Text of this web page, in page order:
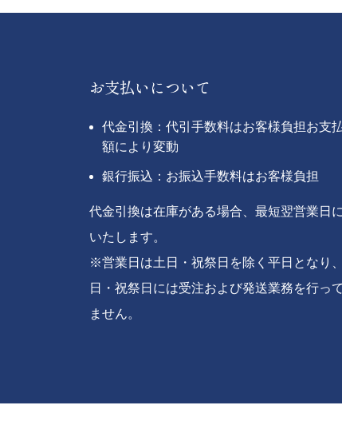
お支払いについて
代金引換：代引手数料はお客様負担お支
額により変動
銀行振込：お振込手数料はお客様負担
代金引換は在庫がある場合、最短翌営業日
いたします。
※営業日は土日・祝祭日を除く平日となり
日・祝祭日には受注および発送業務を行っ
ません。